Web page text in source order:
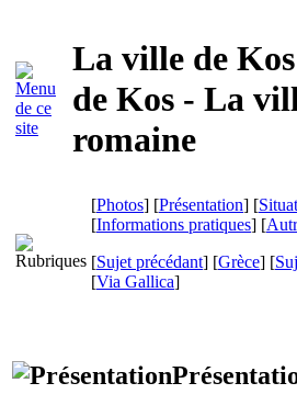
La ville de Kos
de Kos - La
romaine
[Photos] [Présentation] [
[Informations pratiques] [
[Sujet précédant] [Grèce] [
[Via Gallica]